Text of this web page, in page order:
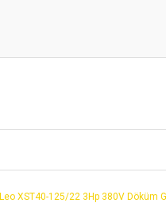
Leo XST40-125/22 3Hp 380V Döküm